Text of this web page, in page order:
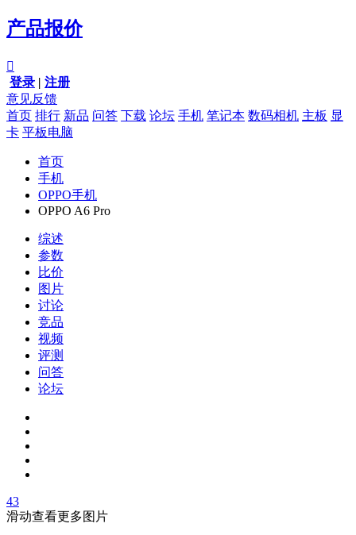
产品报价

登录 | 注册
意见反馈
首页 排行 新品 问答 下载 论坛 手机 笔记本 数码相机 主板 显
卡 平板电脑
首页
手机
OPPO手机
OPPO A6 Pro
综述
参数
比价
图片
讨论
竞品
视频
评测
问答
论坛
43
滑动查看更多图片